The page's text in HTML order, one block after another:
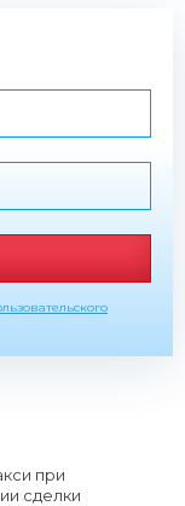
при
сделки